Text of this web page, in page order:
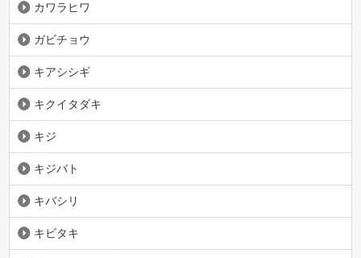
カワラヒワ
ガビチョウ
キアシシギ
キクイタダキ
キジ
キジバト
キバシリ
キビタキ